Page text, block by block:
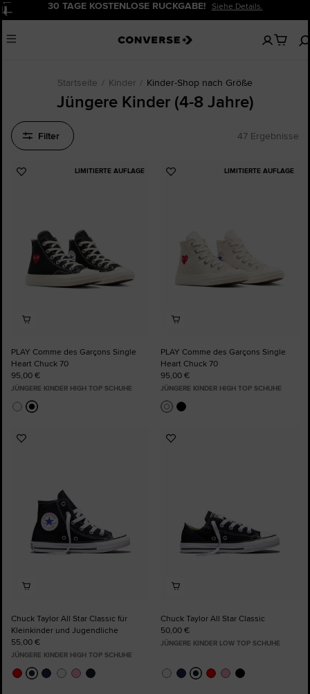
Pause 30 TAGE KOSTENLOSE RÜCKGABE! Siehe Details.
Menu
Keine
artikel
Startseite Kinder Kinder-Shop nach Größe
Jüngere Kinder (4-8 Jahre)
Filter 47 Ergebnisse
LIMITIERTE AUFLAGE
Zu
PLAY Comme des Garçons Single
Heart Chuck 70
95,00 €
JÜNGERE KINDER HIGH TOP SCHUHE
LIMITIERTE AUFLAGE
Zu
PLAY Comme des Garçons Single
Heart Chuck 70
95,00 €
JÜNGERE KINDER HIGH TOP SCHUHE
Zu
Chuck Taylor All Star Classic für
Kleinkinder und Jugendliche
55,00 €
JÜNGERE KINDER HIGH TOP SCHUHE
Zu
Chuck Taylor All Star Classic
50,00 €
JÜNGERE KINDER LOW TOP SCHUHE